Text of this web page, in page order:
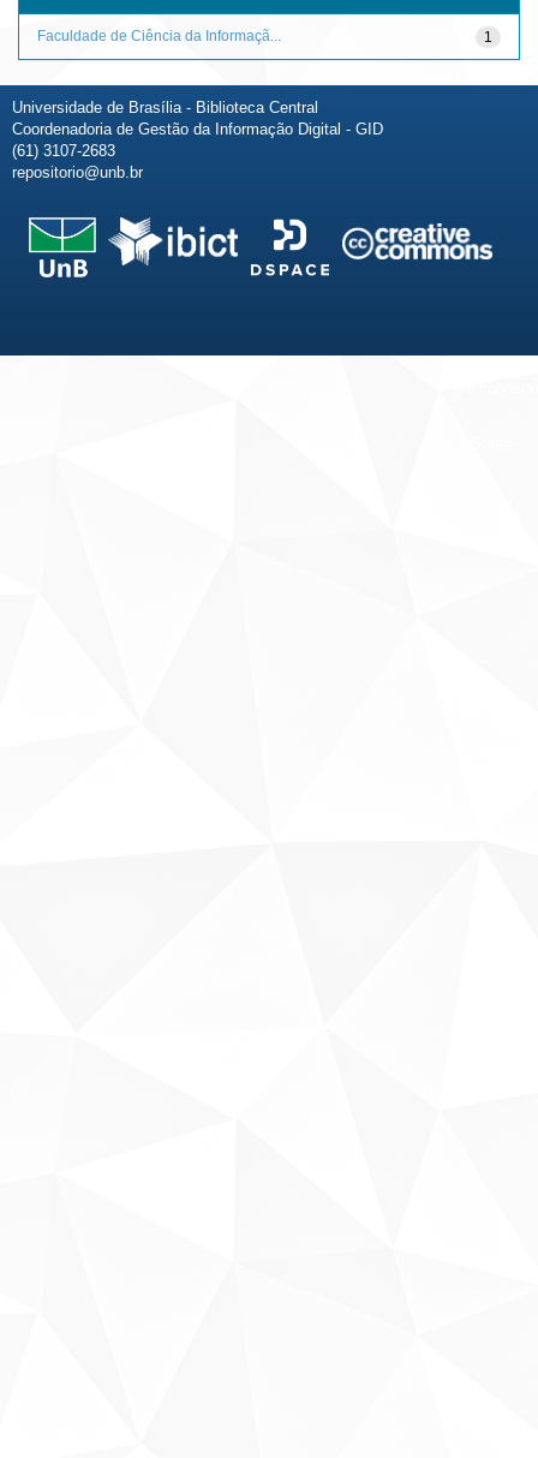
1
Faculdade de Ciência da Informaçã...
Universidade de Brasília - Biblioteca Central
Coordenadoria de Gestão da Informação Digital - GID
(61) 3107-2683
repositorio@unb.br